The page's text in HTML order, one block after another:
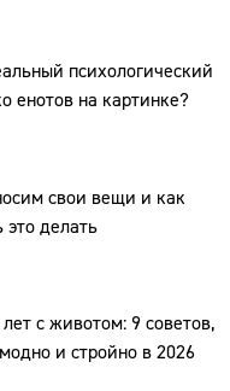
психологический
енотов на картинке?
свои вещи и как
это делать
с животом: 9 советов,
и стройно в 2026